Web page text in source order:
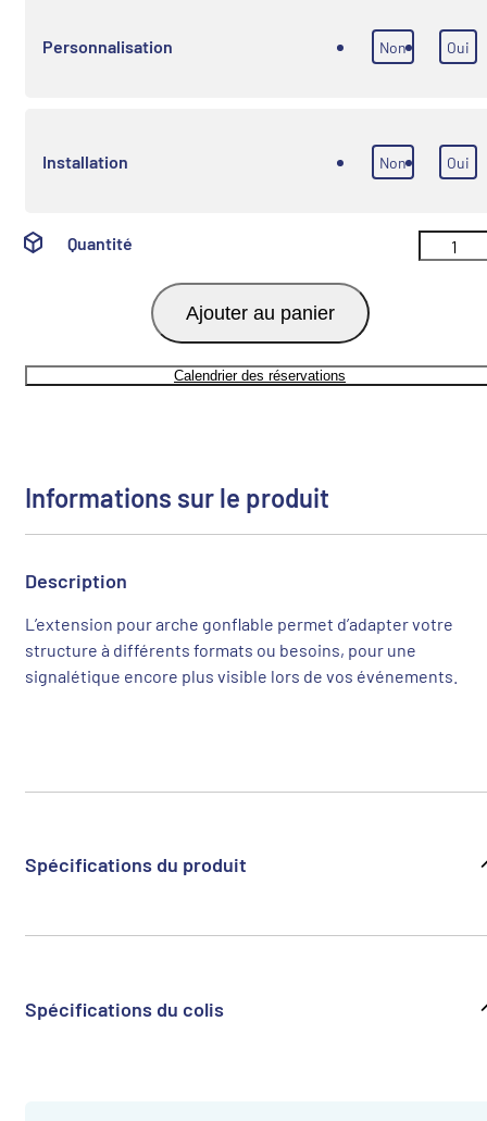
Personnalisation Non Oui
Installation Non Oui
Quantité
Ajouter au panier
Calendrier des réservations
Informations sur le produit
Description
L’extension pour arche gonflable permet d’adapter votre
structure à différents formats ou besoins, pour une
signalétique encore plus visible lors de vos événements.
Spécifications du produit
Spécifications du colis